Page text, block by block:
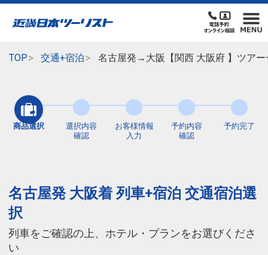
TOP 交通+宿泊 名古屋発→大阪【関西 大阪府 】ツア
商品選択
選択内容
確認
お客様情報
入力
予約内容
確認
予約完了
名古屋発 大阪着 列車+宿泊 交通宿泊選
択
列車をご確認の上、ホテル・プランをお選びくださ
い